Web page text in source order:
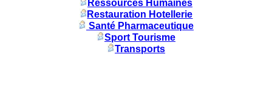
Ressources Humaines
Restauration Hotellerie
Santé Pharmaceutique
Sport Tourisme
Transports